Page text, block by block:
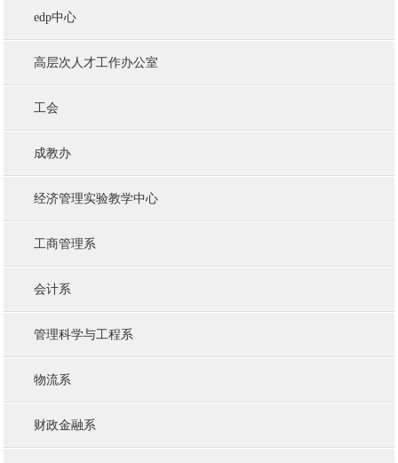
edp中心
高层次人才工作办公室
工会
成教办
经济管理实验教学中心
工商管理系
会计系
管理科学与工程系
物流系
财政金融系